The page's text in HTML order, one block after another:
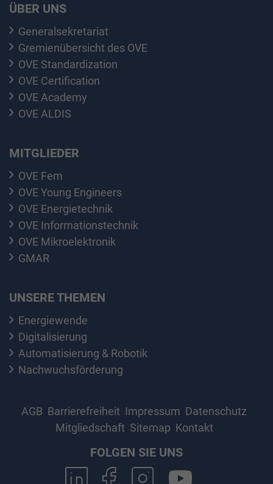
ÜBER UNS
Generalsekretariat
Gremienübersicht des OVE
OVE Standardization
OVE Certification
OVE Academy
OVE ALDIS
MITGLIEDER
OVE Fem
OVE Young Engineers
OVE Energietechnik
OVE Informationstechnik
OVE Mikroelektronik
GMAR
UNSERE THEMEN
Energiewende
Digitalisierung
Automatisierung & Robotik
Nachwuchsförderung
AGB Barrierefreiheit Impressum Datenschutz
Mitgliedschaft Sitemap Kontakt
FOLGEN SIE UNS